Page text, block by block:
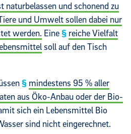
und schonend zu
und Umwelt sollen dabei nur
werden. Eine
reiche Vielfalt
soll auf den Tisch
mindestens 95 % aller
aus Öko-Anbau oder der Bio-
sich ein Lebensmittel Bio
sind nicht eingerechnet.